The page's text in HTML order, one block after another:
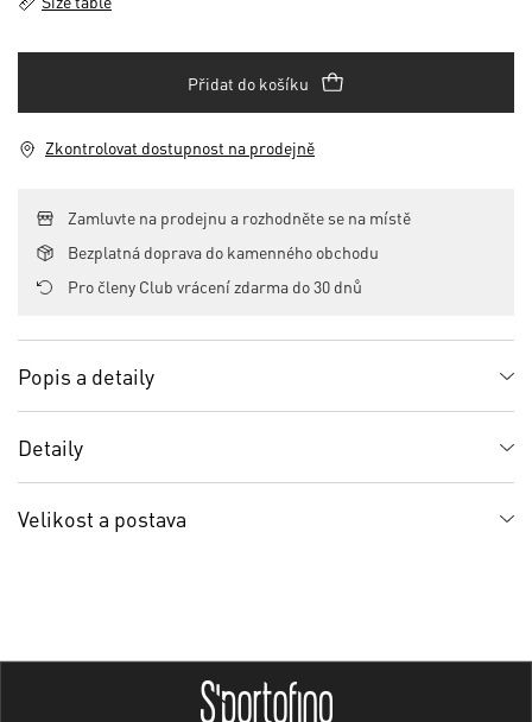
Přidat do košíku
Zkontrolovat dostupnost na prodejně
Zamluvte na prodejnu a rozhodněte se na místě
Bezplatná doprava do kamenného obchodu
Pro členy Club vrácení zdarma do 30 dnů
Popis a detaily
Detaily
Velikost a postava